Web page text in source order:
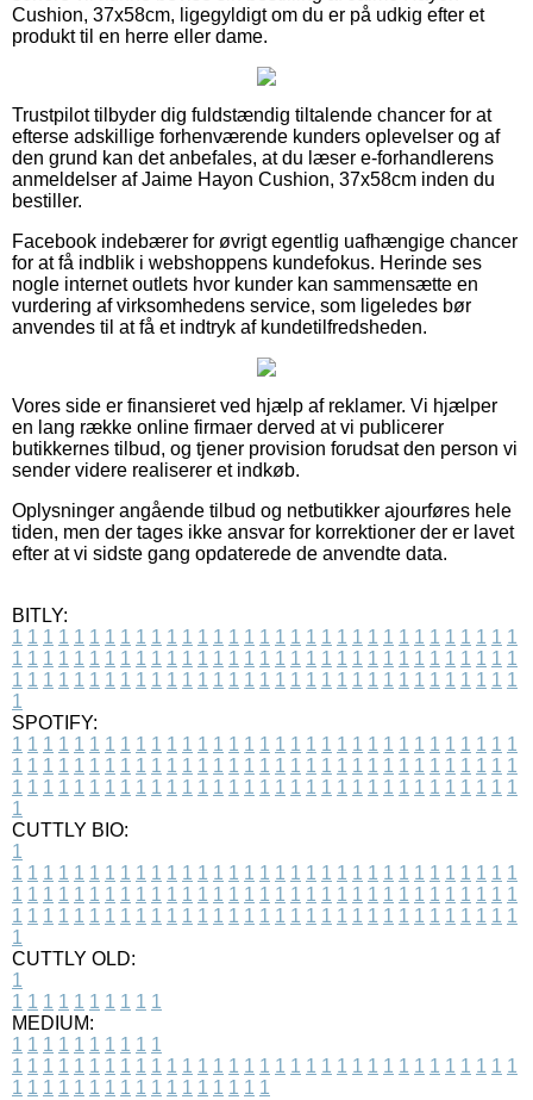
Cushion, 37x58cm, ligegyldigt om du er på udkig efter et
produkt til en herre eller dame.
Trustpilot tilbyder dig fuldstændig tiltalende chancer for at
efterse adskillige forhenværende kunders oplevelser og af
den grund kan det anbefales, at du læser e-forhandlerens
anmeldelser af Jaime Hayon Cushion, 37x58cm inden du
bestiller.
Facebook indebærer for øvrigt egentlig uafhængige chancer
for at få indblik i webshoppens kundefokus. Herinde ses
nogle internet outlets hvor kunder kan sammensætte en
vurdering af virksomhedens service, som ligeledes bør
anvendes til at få et indtryk af kundetilfredsheden.
Vores side er finansieret ved hjælp af reklamer. Vi hjælper
en lang række online firmaer derved at vi publicerer
butikkernes tilbud, og tjener provision forudsat den person vi
sender videre realiserer et indkøb.
Oplysninger angående tilbud og netbutikker ajourføres hele
tiden, men der tages ikke ansvar for korrektioner der er lavet
efter at vi sidste gang opdaterede de anvendte data.
BITLY:
1 1 1 1 1 1 1 1 1 1 1 1 1 1 1 1 1 1 1 1 1 1 1 1 1 1 1 1 1 1 1 1 1
1 1 1 1 1 1 1 1 1 1 1 1 1 1 1 1 1 1 1 1 1 1 1 1 1 1 1 1 1 1 1 1 1
1 1 1 1 1 1 1 1 1 1 1 1 1 1 1 1 1 1 1 1 1 1 1 1 1 1 1 1 1 1 1 1 1
1
SPOTIFY:
1 1 1 1 1 1 1 1 1 1 1 1 1 1 1 1 1 1 1 1 1 1 1 1 1 1 1 1 1 1 1 1 1
1 1 1 1 1 1 1 1 1 1 1 1 1 1 1 1 1 1 1 1 1 1 1 1 1 1 1 1 1 1 1 1 1
1 1 1 1 1 1 1 1 1 1 1 1 1 1 1 1 1 1 1 1 1 1 1 1 1 1 1 1 1 1 1 1 1
1
CUTTLY BIO:
1
1 1 1 1 1 1 1 1 1 1 1 1 1 1 1 1 1 1 1 1 1 1 1 1 1 1 1 1 1 1 1 1 1
1 1 1 1 1 1 1 1 1 1 1 1 1 1 1 1 1 1 1 1 1 1 1 1 1 1 1 1 1 1 1 1 1
1 1 1 1 1 1 1 1 1 1 1 1 1 1 1 1 1 1 1 1 1 1 1 1 1 1 1 1 1 1 1 1 1
1
CUTTLY OLD:
1
1 1 1 1 1 1 1 1 1 1
MEDIUM:
1 1 1 1 1 1 1 1 1 1
1 1 1 1 1 1 1 1 1 1 1 1 1 1 1 1 1 1 1 1 1 1 1 1 1 1 1 1 1 1 1 1 1
1 1 1 1 1 1 1 1 1 1 1 1 1 1 1 1 1